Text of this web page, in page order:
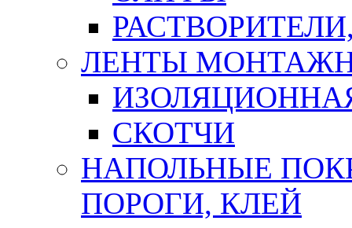
ЛЕНТЫ
СКОТЧИ
НАПОЛЬНЫЕ
ПОРОГИ, КЛЕЙ